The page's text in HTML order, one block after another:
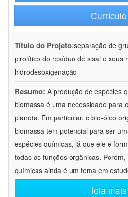
Currículo
Título do Projeto:separação de
pirolítico do resíduo de sisal e seus
hidrodesoxigenação
Resumo: A produção de espécies
biomassa é uma necessidade para
planeta. Em particular, o bio-óleo
biomassa tem potencial para ser
espécies químicas, já que ele é
todas as funções orgânicas.
químicas ainda é um tema em
leia mais